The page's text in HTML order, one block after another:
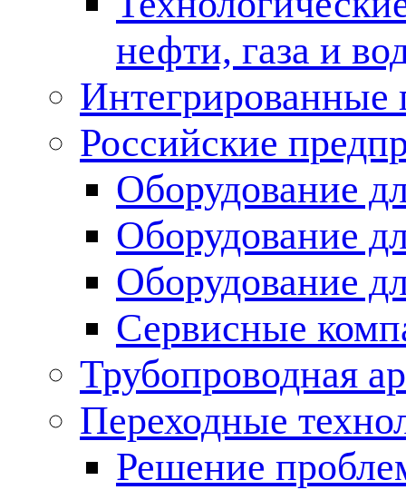
нефти, газа и
Российские
Оборудование
Оборудование
Оборудование
Сервисные
Трубопроводная
Переходные
Решение